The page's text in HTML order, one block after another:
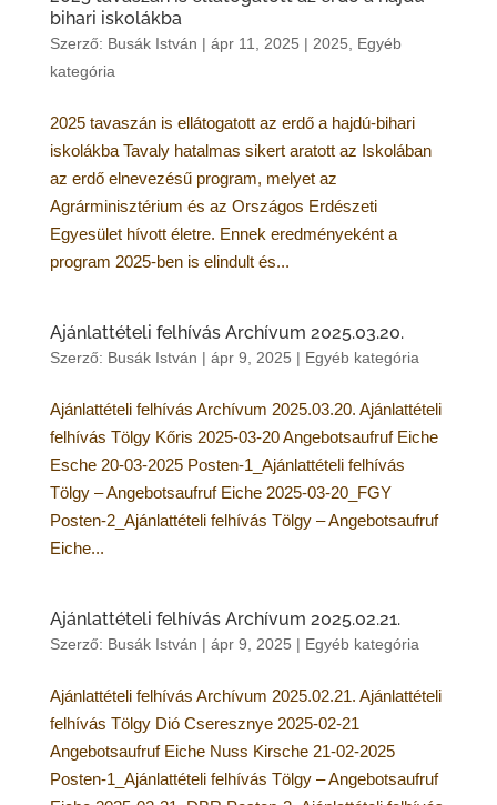
bihari iskolákba
Szerző: Busák István | ápr 11, 2025 | 2025
Egyéb
kategória
2025 tavaszán is ellátogatott az erdő a hajdú-bihari
iskolákba Tavaly hatalmas sikert aratott az Iskolában
az erdő elnevezésű program, melyet az
Agrárminisztérium és az Országos Erdészeti
Egyesület hívott életre. Ennek eredményeként a
program 2025-ben is elindult és...
Ajánlattételi felhívás Archívum 2025.03.20.
Szerző: Busák István | ápr 9, 2025 | Egyéb kategória
Ajánlattételi felhívás Archívum 2025.03.20. Ajánlattételi
felhívás Tölgy Kőris 2025-03-20 Angebotsaufruf Eiche
Esche 20-03-2025 Posten-1_Ajánlattételi felhívás
Tölgy – Angebotsaufruf Eiche 2025-03-20_FGY
Posten-2_Ajánlattételi felhívás Tölgy – Angebotsaufruf
Eiche...
Ajánlattételi felhívás Archívum 2025.02.21.
Szerző: Busák István | ápr 9, 2025 | Egyéb kategória
Ajánlattételi felhívás Archívum 2025.02.21. Ajánlattételi
felhívás Tölgy Dió Cseresznye 2025-02-21
Angebotsaufruf Eiche Nuss Kirsche 21-02-2025
Posten-1_Ajánlattételi felhívás Tölgy – Angebotsaufruf